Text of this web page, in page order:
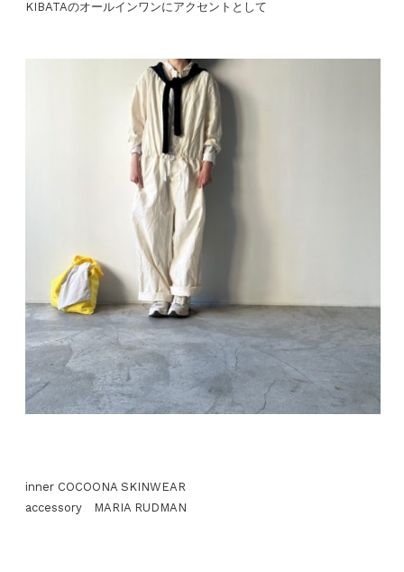
KIBATAのオールインワンにアクセントとして
inner COCOONA SKINWEAR
accessory MARIA RUDMAN